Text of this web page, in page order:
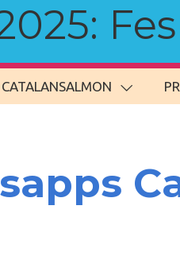
CATALANSALMON